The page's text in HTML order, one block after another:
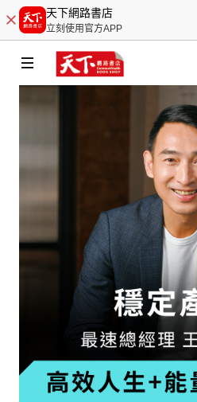
天下網路書店
立刻使用官方APP